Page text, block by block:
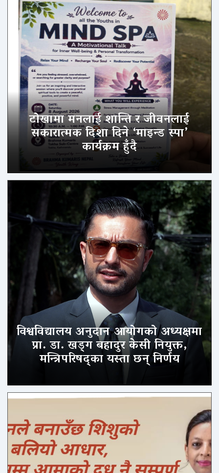
टोखामा मनलाई शान्ति र जीवनलाई
सकारात्मक दिशा दिने ‘माइन्ड स्पा’
कार्यक्रम हुँदै
विश्वविद्यालय अनुदान आयोगको अध्यक्षमा
प्रा. डा. खड्ग बहादुर केसी नियुक्त,
मन्त्रिपरिषद्का यस्ता छन् निर्णय